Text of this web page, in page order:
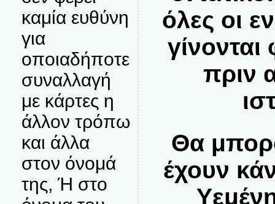
καμία ευθύνη
για
οποιαδήποτε
συναλλαγή
με κάρτες η
άλλον τρόπω
και άλλα
στον όνομά
της, Ή στο
όλες οι
πριν
Θα
έχουν